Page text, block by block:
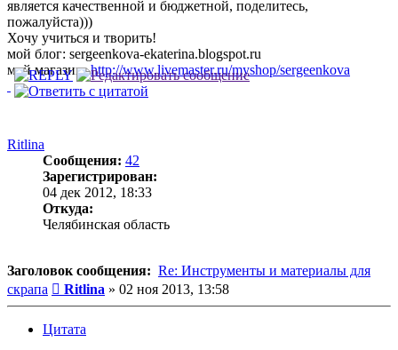
является качественной и бюджетной, поделитесь,
пожалуйста)))
Хочу учиться и творить!
мой блог: sergeenkova-ekaterina.blogspot.ru
мой магазин:http://www.livemaster.ru/myshop/sergeenkova
Ritlina
Сообщения: 42
Зарегистрирован:
04 дек 2012, 18:33
Откуда:
Челябинская область
Заголовок сообщения: Re: Инструменты и материалы для
скрапа
Сообщение
Ritlina » 02 ноя 2013, 13:58
Цитата